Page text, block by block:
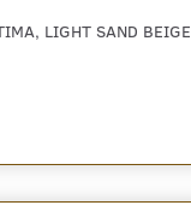
LIGHT SAND BEIGE